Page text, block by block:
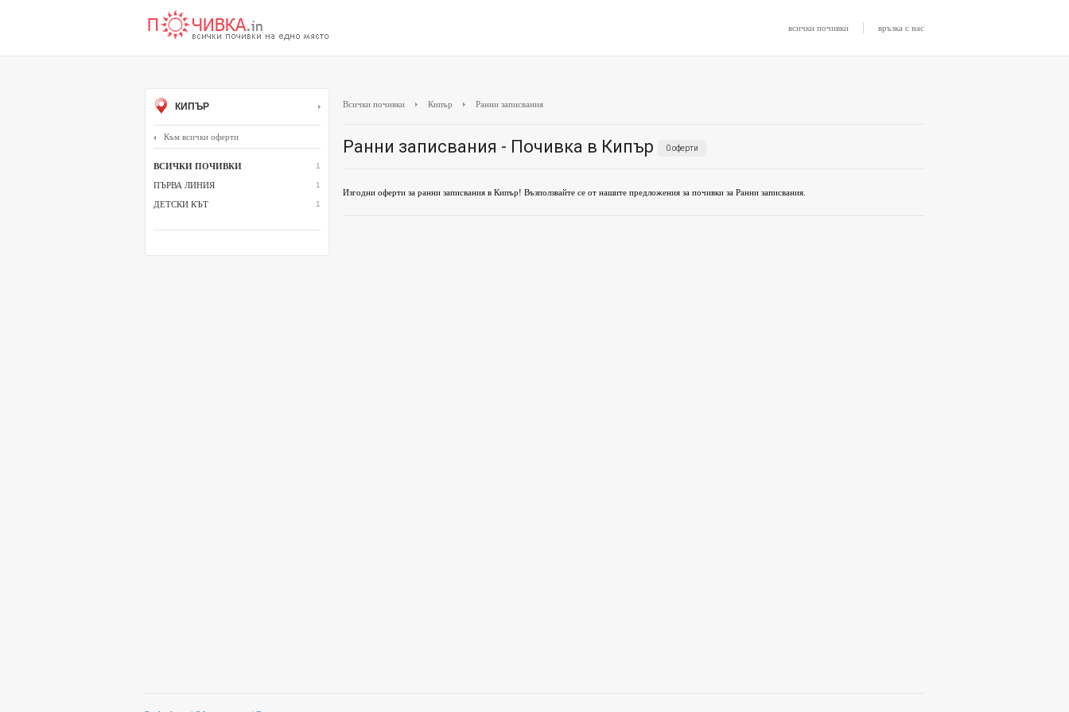
всички почивки | връзка с нас
КИПЪР
Към всички оферти
ВСИЧКИ ПОЧИВКИ 1
ПЪРВА ЛИНИЯ 1
ДЕТСКИ КЪТ 1
Всички почивки Кипър Ранни записвания
Ранни записвания - Почивка в Кипър 0 оферти
Изгодни оферти за ранни записвания в Кипър! Възползвайте се от нашите предложения за почивки за Ранни записвания.